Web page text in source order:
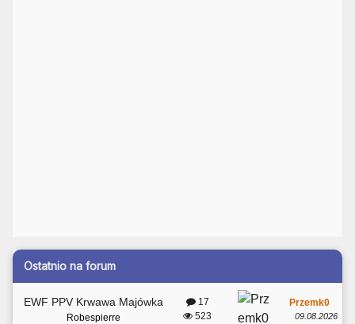
Ostatnio na forum
EWF PPV Krwawa Majówka
Robespierre
17
523
Przemk0
09.08.2026